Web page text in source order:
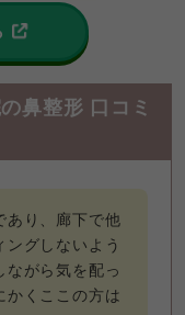
鼻整形 口コミ
あり、廊下で他
グしないよう
ながら気を配っ
かくここの方は